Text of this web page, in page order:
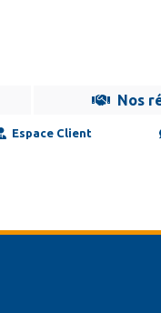
Nos
Espace Client